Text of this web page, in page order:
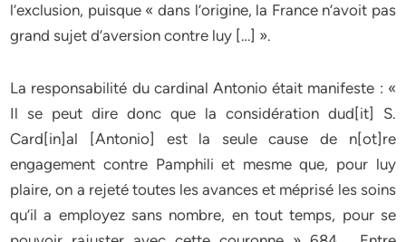
l’exclusion, puisque « dans l’origine, la France n’avoit pas
grand sujet d’aversion contre luy […] ».
La responsabilité du cardinal Antonio était manifeste : «
Il se peut dire donc que la considération dud[it] S.
Card[in]al [Antonio] est la seule cause de n[ot]re
engagement contre Pamphili et mesme que, pour luy
plaire, on a rejeté toutes les avances et méprisé les soins
qu’il a employez sans nombre, en tout temps, pour se